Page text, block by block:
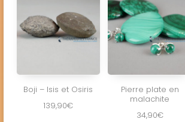
Boji – Isis et Osiris
139,90€
Pierre plate en
malachite
34,90€